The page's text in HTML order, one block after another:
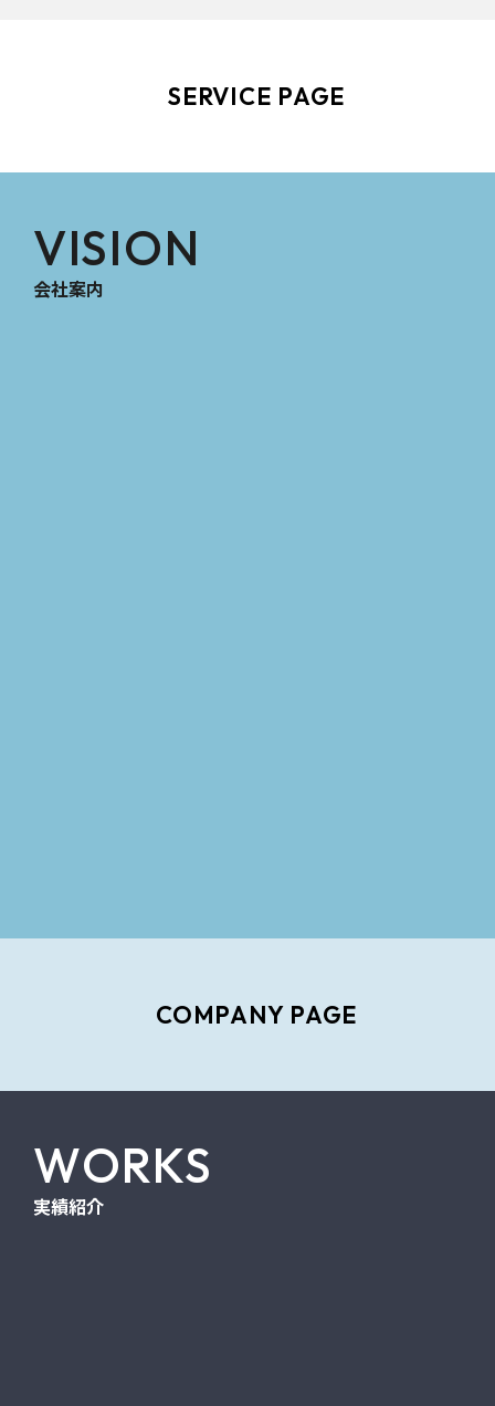
SERVICE PAGE
VISION
会社案内
COMPANY PAGE
WORKS
実績紹介